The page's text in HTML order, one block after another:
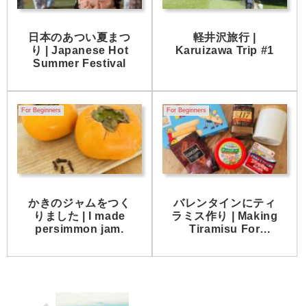
日本のあつい夏まつ
り | Japanese Hot
Summer Festival
軽井沢旅行 |
Karuizawa Trip #1
For Beginners
かきのジャムをつく
りました | I made
persimmon jam.
For Beginners
バレンタインにティ
ラミス作り | Making
Tiramisu For